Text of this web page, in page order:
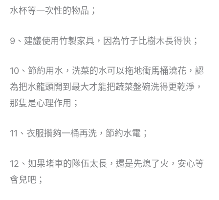
水杯等一次性的物品；
9、建議使用竹製家具，因為竹子比樹木長得快；
10、節約用水，洗菜的水可以拖地衝馬桶澆花，認
為把水龍頭開到最大才能把蔬菜盤碗洗得更乾淨，
那隻是心理作用；
11、衣服攢夠一桶再洗，節約水電；
12、如果堵車的隊伍太長，還是先熄了火，安心等
會兒吧；